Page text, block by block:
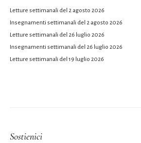
Letture settimanali del 2 agosto 2026
Insegnamenti settimanali del 2 agosto 2026
Letture settimanali del 26 luglio 2026
Insegnamenti settimanali del 26 luglio 2026
Letture settimanali del 19 luglio 2026
Sostienici